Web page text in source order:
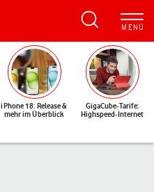
iPhone 18: Release &
mehr im Überblick
GigaCube-Tarife:
Highspeed-Internet